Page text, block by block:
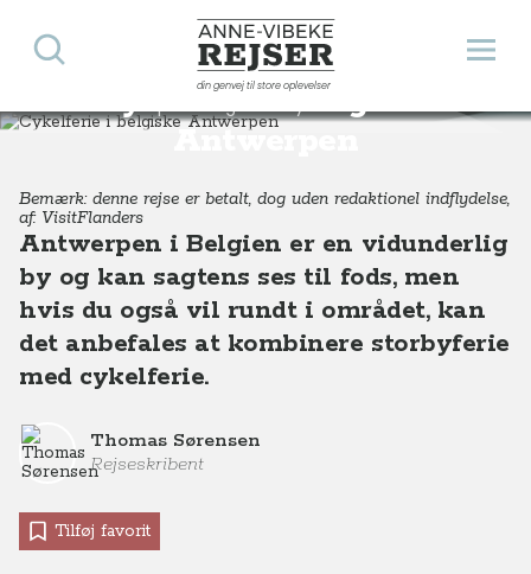
Anne-Vibeke Rejser
din genvej til store oplevelser
Åbn
Søg
Cykelferie i belgiske
Antwerpen
Destinationer Europa Belgien Cykelferie i belgiske Antwerpen
Bemærk: denne rejse er betalt, dog uden redaktionel indflydelse,
af: VisitFlanders
Antwerpen i Belgien er en vidunderlig
by og kan sagtens ses til fods, men
hvis du også vil rundt i området, kan
det anbefales at kombinere storbyferie
med cykelferie.
Thomas Sørensen
Rejseskribent
Tilføj favorit